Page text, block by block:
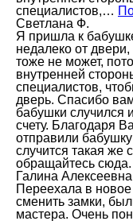
специалистов,…
Светлана Ф.
Я пришла к
недалеко от
тоже не может,
внутренней
специалистов,
дверь. Спасибо
бабушки случился
счету. Благодаря
отправили
случится такая же
обращайтесь
Галина Алексеевна
Переехала в
сменить замки,
мастера. Очень